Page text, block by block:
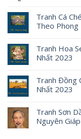
Tranh Cá
Theo Phong
Tranh Hoa
Nhất 2023
Tranh Đồng
Nhất 2023
Tranh Sơn
Nguyên